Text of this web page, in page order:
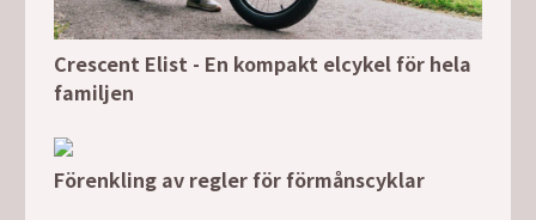
Crescent Elist - En kompakt elcykel för hela
familjen
Förenkling av regler för förmånscyklar